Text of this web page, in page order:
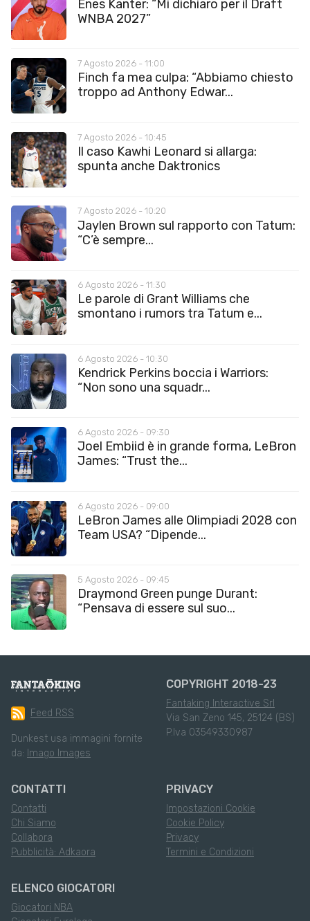
Enes Kanter: “Mi dichiaro per il Draft
WNBA 2027”
7 Agosto 2026 - 11:00
Finch fa mea culpa: “Abbiamo chiesto
troppo ad Anthony Edwar...
7 Agosto 2026 - 10:45
Il caso Kawhi Leonard si allarga:
spunta anche Daktronics
7 Agosto 2026 - 10:20
Jaylen Brown sul rapporto con Tatum:
“C’è sempre...
6 Agosto 2026 - 11:30
Le parole di Grant Williams che
smontano i rumors tra Tatum e...
6 Agosto 2026 - 10:30
Kendrick Perkins boccia i Warriors:
“Non sono una squadr...
6 Agosto 2026 - 09:30
Joel Embiid è in grande forma, LeBron
James: “Trust the...
6 Agosto 2026 - 09:00
LeBron James alle Olimpiadi 2028 con
Team USA? “Dipende...
5 Agosto 2026 - 09:45
Draymond Green punge Durant:
“Pensava di essere sul suo...
Feed RSS
Dunkest usa immagini fornite
da: Imago Images
COPYRIGHT 2018-23
Fantaking Interactive Srl
Via San Zeno 145, 25124 (BS)
P.Iva 03549330987
CONTATTI
Contatti
Chi Siamo
Collabora
Pubblicità: Adkaora
PRIVACY
Impostazioni Cookie
Cookie Policy
Privacy
Termini e Condizioni
ELENCO GIOCATORI
Giocatori NBA